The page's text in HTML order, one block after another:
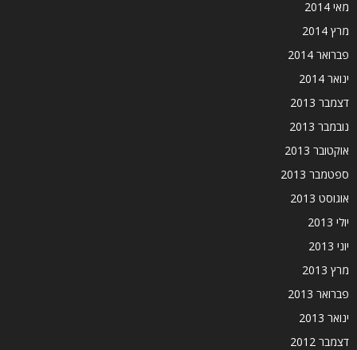
מאי 2014
מרץ 2014
פברואר 2014
ינואר 2014
דצמבר 2013
נובמבר 2013
אוקטובר 2013
ספטמבר 2013
אוגוסט 2013
יולי 2013
יוני 2013
מרץ 2013
פברואר 2013
ינואר 2013
דצמבר 2012